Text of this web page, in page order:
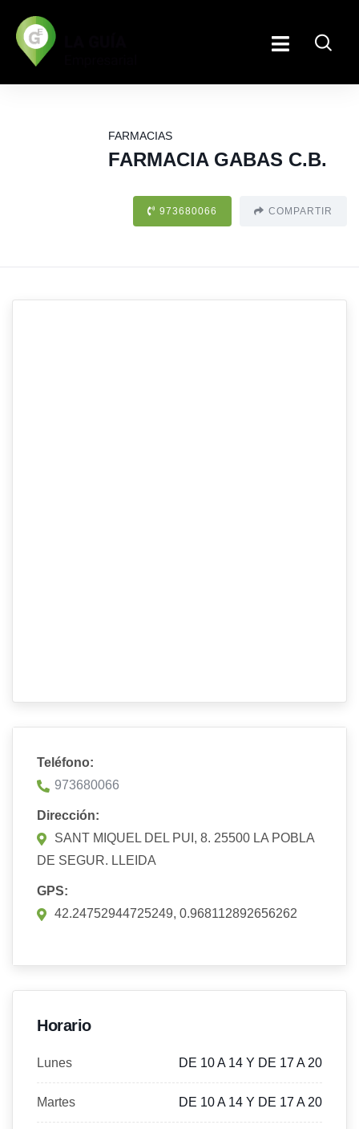
FARMACIAS
FARMACIA GABAS C.B.
973680066 COMPARTIR
Teléfono:
973680066
Dirección:
SANT MIQUEL DEL PUI, 8. 25500 LA POBLA
DE SEGUR. LLEIDA
GPS:
42.24752944725249, 0.968112892656262
Horario
Lunes DE 10 A 14 Y DE 17 A 20
Martes DE 10 A 14 Y DE 17 A 20